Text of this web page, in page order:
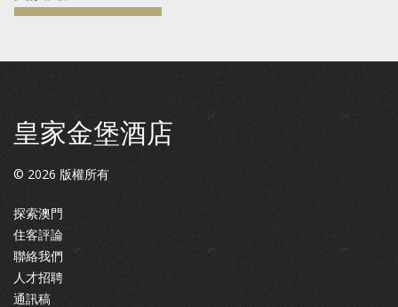
皇家金堡酒店
© 2026 版權所有
探索澳門
住客評論
聯絡我們
人才招聘
通訊稿